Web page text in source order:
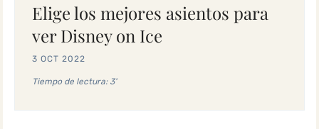
Elige los mejores asientos para
ver Disney on Ice
3 OCT 2022
Tiempo de lectura: 3'